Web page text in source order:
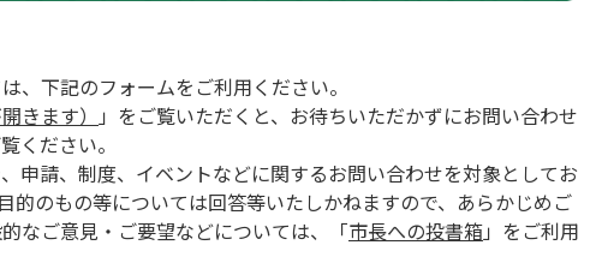
、下記のフォームをご利用ください。
きます）
」をご覧いただくと、お待ちいただかずにお問い合わせ
ください。
申請、制度、イベントなどに関するお問い合わせを対象としてお
的のもの等については回答等いたしかねますので、あらかじめご
なご意見・ご要望などについては、「市長への投書箱」をご利用